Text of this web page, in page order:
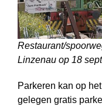
Restaurant/
Linzenau op 18
Parkeren kan op
gelegen gratis